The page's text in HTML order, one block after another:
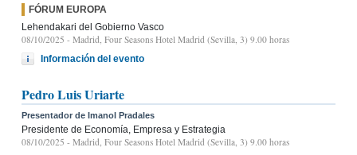
FÓRUM EUROPA
Lehendakari del Gobierno Vasco
08/10/2025 - Madrid, Four Seasons Hotel Madrid (Sevilla, 3) 9.00 horas
Información del evento
Pedro Luis Uriarte
Presentador de Imanol Pradales
Presidente de Economía, Empresa y Estrategia
08/10/2025 - Madrid, Four Seasons Hotel Madrid (Sevilla, 3) 9.00 horas